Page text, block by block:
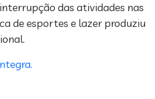
das atividades nas
de esportes e lazer produziu